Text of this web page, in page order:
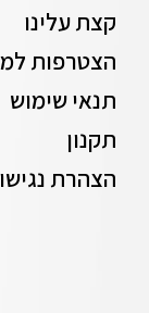
קצת עלינו
הצטרפות
תנאי שימוש
תקנון
הצהרת